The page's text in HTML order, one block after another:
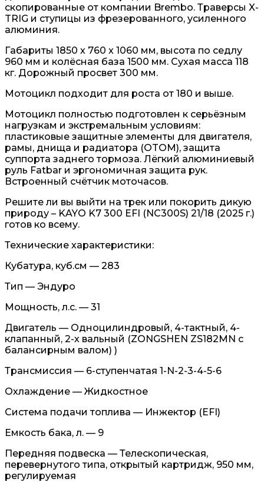
скопированные от компании Brembo. Траверсы X-
TRIG и ступицы из фрезерованного, усиленного
алюминия.
Габариты 1850 x 760 x 1060 мм, высота по седлу
960 мм и колёсная база 1500 мм. Сухая масса 118
кг. Дорожный просвет 300 мм.
Мотоцикл подходит для роста от 180 и выше.
Мотоцикл полностью подготовлен к серьёзным
нагрузкам и экстремальным условиям:
пластиковые защитные элементы для двигателя,
рамы, днища и радиатора (OTOM), защита
суппорта заднего тормоза. Лёгкий алюминиевый
руль Fatbar и эргономичная защита рук.
Встроенный счётчик моточасов.
Решите ли вы выйти на трек или покорить дикую
природу – KAYO K7 300 EFI (NC300S) 21/18 (2025 г.)
готов ко всему.
Технические характеристики:
Кубатура, куб.см — 283
Тип — Эндуро
Мощность, л.с. — 31
Двигатель — Одноцилиндровый, 4-тактный, 4-
клапанный, 2-х вальный (ZONGSHEN ZS182MN с
балансирным валом) )
Трансмиссия — 6-ступенчатая 1-N-2-3-4-5-6
Охлаждение — Жидкостное
Система подачи топлива — Инжектор (EFI)
Емкость бака, л. — 9
Передняя подвеска — Телескопическая,
перевернутого типа, открытый картридж, 950 мм,
регулируемая